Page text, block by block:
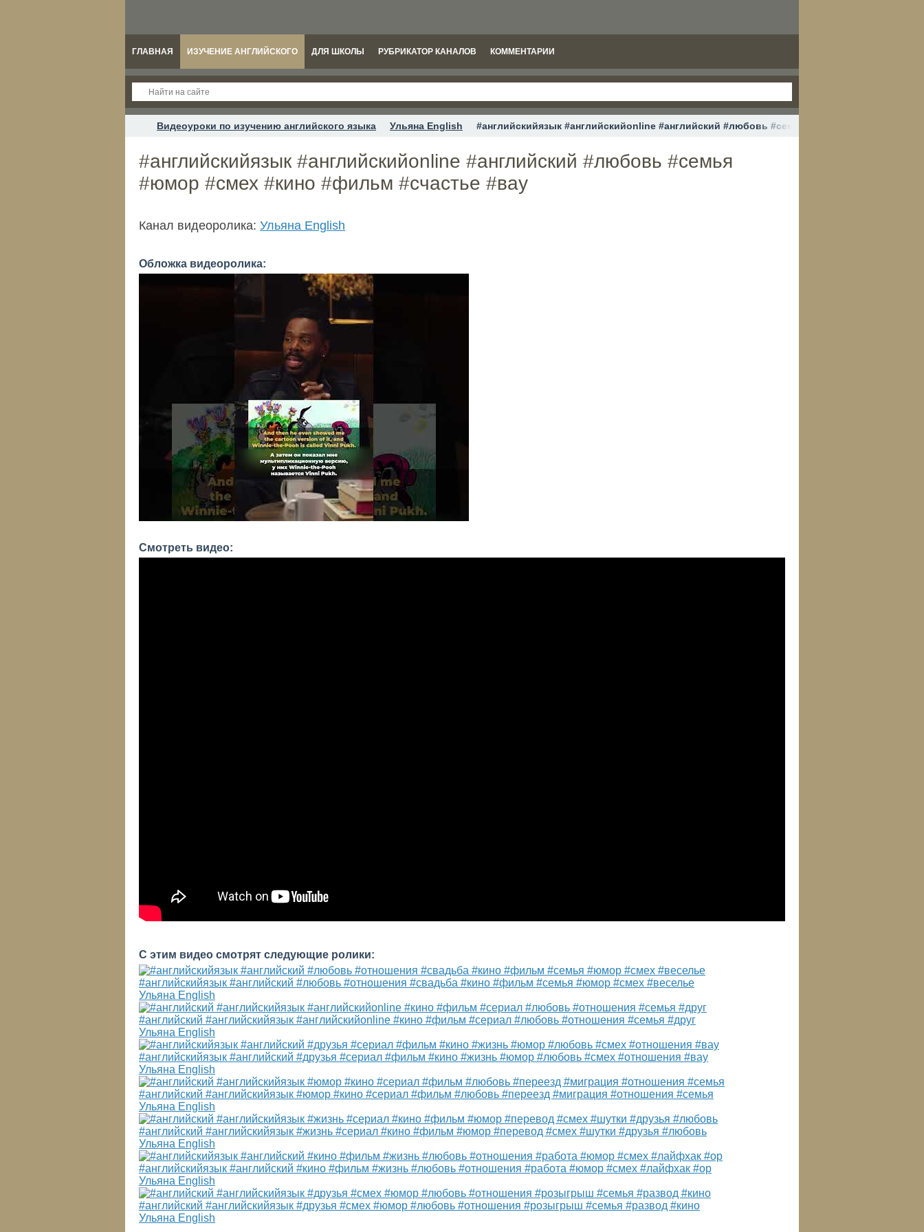
ГЛАВНАЯ ИЗУЧЕНИЕ АНГЛИЙСКОГО ДЛЯ ШКОЛЫ РУБРИКАТОР КАНАЛОВ КОММЕНТАРИИ
Видеоуроки по изучению английского языка Ульяна English #английскийязык #английскийonline #английский #любовь #семья #юмор #смех #кино
#английскийязык #английскийonline #английский #любовь #семья
#юмор #смех #кино #фильм #счастье #вау
Канал видеоролика: Ульяна English
Обложка видеоролика:
Смотреть видео:
С этим видео смотрят следующие ролики:
#английскийязык #английский #любовь #отношения #свадьба #кино #фильм #семья #юмор #смех #веселье
Ульяна English
#английский #английскийязык #английскийonline #кино #фильм #сериал #любовь #отношения #семья #друг
Ульяна English
#английскийязык #английский #друзья #сериал #фильм #кино #жизнь #юмор #любовь #смех #отношения #вау
Ульяна English
#английский #английскийязык #юмор #кино #сериал #фильм #любовь #переезд #миграция #отношения #семья
Ульяна English
#английский #английскийязык #жизнь #сериал #кино #фильм #юмор #перевод #смех #шутки #друзья #любовь
Ульяна English
#английскийязык #английский #кино #фильм #жизнь #любовь #отношения #работа #юмор #смех #лайфхак #ор
Ульяна English
#английский #английскийязык #друзья #смех #юмор #любовь #отношения #розыгрыш #семья #развод #кино
Ульяна English